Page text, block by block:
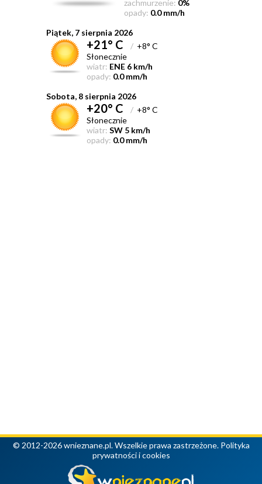
zachmurzenie: 0%
opady: 0.0 mm/h
Piątek, 7 sierpnia 2026
+21° C /+8° C
Słonecznie
wiatr: ENE 6 km/h
opady: 0.0 mm/h
Sobota, 8 sierpnia 2026
+20° C /+8° C
Słonecznie
wiatr: SW 5 km/h
opady: 0.0 mm/h
© 2012-2026 wnieznane.pl. Wszelkie prawa zastrzeżone. Polityka
prywatności i cookies